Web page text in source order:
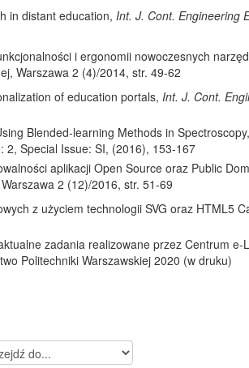
in distant education,Int. J. Cont. Engineering
i ergo­nomii nowoczesnych
, Warszawa 2 (4)/2014, str. 49-62
of education portals,Int. J. Cont.
Blended-learning Methods in
2, Special Issue: SI, (2016), 153-167
aplikacji Open Source oraz Public
2 (12)/2016, str. 51-69
z użyciem technologii SVG oraz HTML5
zadania realizowane przez Centrum e-
Politechniki Warszawskiej 2020 (w druku)